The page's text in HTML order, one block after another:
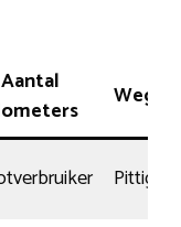
Aantal
Pittig